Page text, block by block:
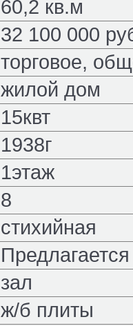
60,2 кв.м
32 100 000
торговое,
жилой дом
15квт
1938г
1этаж
8
стихийная
зал
ж/б плиты